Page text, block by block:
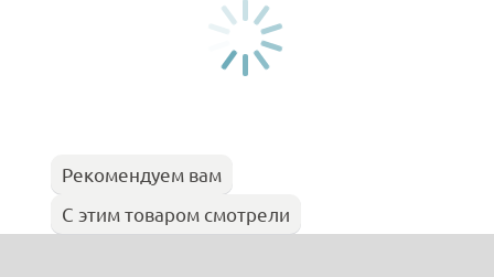
Рекомендуем вам
С этим товаром смотрели